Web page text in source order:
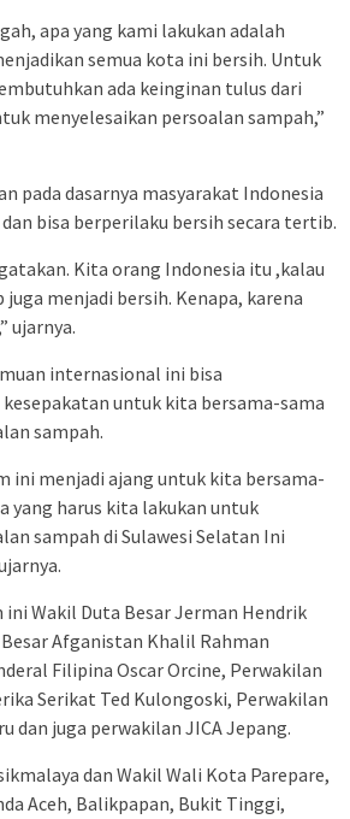
apa yang kami lakukan adalah
semua kota ini bersih. Untuk
ada keinginan tulus dari
menyelesaikan persoalan sampah,”
pada dasarnya masyarakat Indonesia
bisa berperilaku bersih secara tertib.
Kita orang Indonesia itu ,kalau
menjadi bersih. Kenapa, karena
ujarnya.
internasional ini bisa
untuk kita bersama-sama
sampah.
ini menjadi ajang untuk kita bersama-
yang harus kita lakukan untuk
sampah di Sulawesi Selatan Ini
Wakil Duta Besar Jerman Hendrik
Afganistan Khalil Rahman
Filipina Oscar Orcine, Perwakilan
Serikat Ted Kulongoski, Perwakilan
dan juga perwakilan JICA Jepang.
dan Wakil Wali Kota Parepare,
Aceh, Balikpapan, Bukit Tinggi,